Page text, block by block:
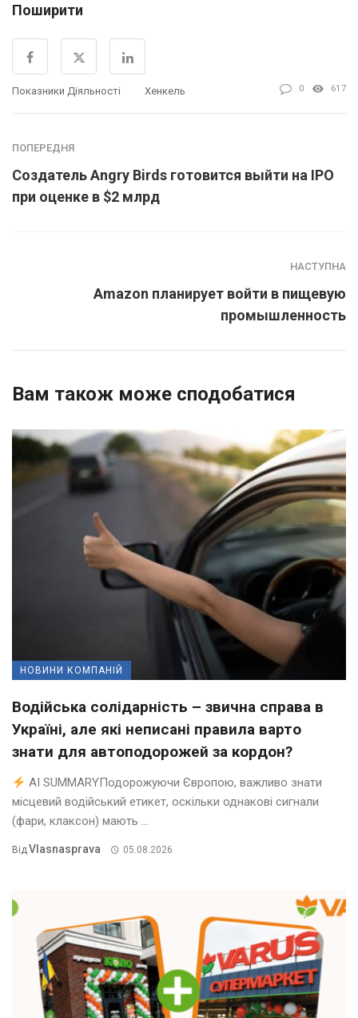
Поширити
Показники Діяльності Хенкель 0 617
ПОПЕРЕДНЯ
Создатель Angry Birds готовится выйти на IPO
при оценке в $2 млрд
НАСТУПНА
Amazon планирует войти в пищевую
промышленность
Вам також може сподобатися
НОВИНИ КОМПАНІЙ
Водійська солідарність – звична справа в
Україні, але які неписані правила варто
знати для автоподорожей за кордон?
AI SUMMARYПодорожуючи Європою, важливо знати
місцевий водійський етикет, оскільки однакові сигнали
(фари, клаксон) мають ...
ВідVlasnasprava 05.08.2026